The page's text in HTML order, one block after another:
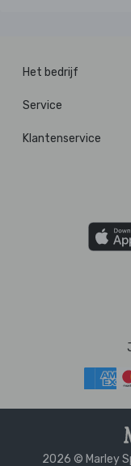
Het bedrijf
Service
Klantenservice
2026 © Marley